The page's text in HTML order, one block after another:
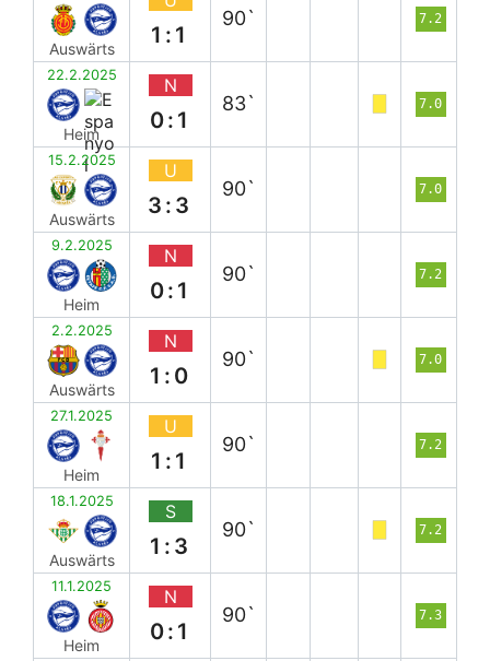
Auswärts
1:1
90` 7.2
22.2.2025
Heim
N
0:1
83` 7.0
15.2.2025
Auswärts
U
3:3
90` 7.0
9.2.2025
Heim
N
0:1
90` 7.2
2.2.2025
Auswärts
N
1:0
90` 7.0
27.1.2025
Heim
U
1:1
90` 7.2
18.1.2025
Auswärts
S
1:3
90` 7.2
11.1.2025
Heim
N
0:1
90` 7.3